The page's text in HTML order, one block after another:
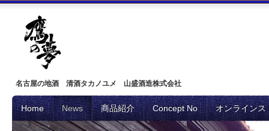
名古屋の地酒 清酒タカノユメ 山盛酒造株式会社
Home News 商品紹介 Concept No オンラインス